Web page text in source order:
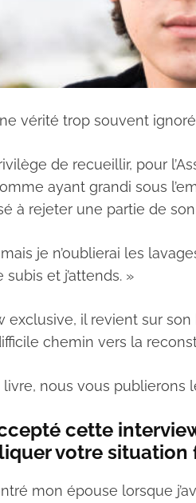
vérité trop souvent
de recueillir, pour
ayant grandi sous
à rejeter une partie de
je n’oublierai les
et j’attends. »
exclusive, il revient sur
chemin vers la
nous vous publierons
cette
votre
mon épouse lorsque